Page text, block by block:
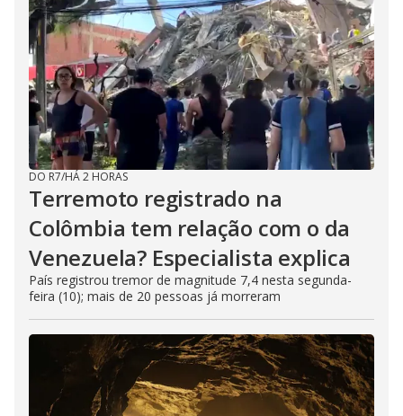
DO R7/HÁ 2 HORAS
Terremoto registrado na
Colômbia tem relação com o da
Venezuela? Especialista explica
País registrou tremor de magnitude 7,4 nesta segunda-
feira (10); mais de 20 pessoas já morreram